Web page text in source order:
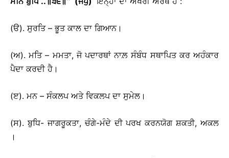
(ੳ). ਸੁਰਤਿ – ਭੂਤ ਕਾਲ ਦਾ ਗਿਆਨ।
(ਅ). ਮਤਿ – ਮਮਤਾ, ਜੋ ਪਦਾਰਥਾਂ ਨਾਲ਼ ਸੰਬੰਧ ਸਥਾਪਿਤ ਕਰ ਅਹੰਕਾਰ
ਪੈਦਾ ਕਰਦੀ ਹੈ।
(ੲ). ਮਨ – ਸੰਕਲਪ ਅਤੇ ਵਿਕਲਪ ਦਾ ਸੁਮੇਲ।
(ਸ). ਬੁਧਿ- ਜਾਗਰੂਕਤਾ, ਚੰਗੇ-ਮੰਦੇ ਦੀ ਪਰਖ ਕਰਨਯੋਗ ਸ਼ਕਤੀ, ਅਕਲ
।